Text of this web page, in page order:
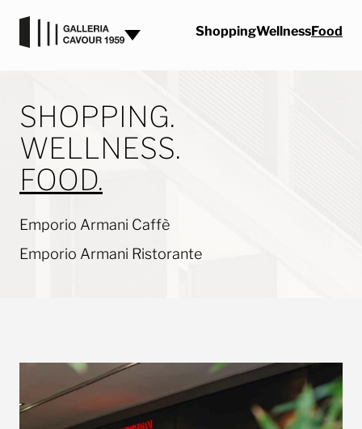
ShoppingWellnessFood
SHOPPING.
WELLNESS.
FOOD.
Emporio Armani Caffè
Emporio Armani Ristorante